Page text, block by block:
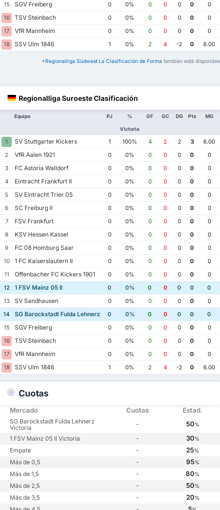
15
SGV Freiberg 0 0% 0 0 0 0
0
16
TSV Steinbach 0 0% 0 0 0 0
0
17
VfR Mannheim 0 0% 0 0 0 0
0
18
SSV Ulm 1846 1 0% 2 4 -2 0 6.00
*Regionalliga Südwest La Clasificación de Forma también está disponible
Regionalliga Suroeste Clasificación
Equipo PJ %
Victoria
GF GC DG Pts MG
1 SV Stuttgarter Kickers 1 100% 4 2 2 3
6.00
2
VfR Aalen 1921 0 0% 0 0 0 0
0
3
FC Astoria Walldorf 0 0% 0 0 0 0
0
4
Eintracht Frankfurt II 0 0% 0 0 0 0
0
5
SV Eintracht Trier 05 0 0% 0 0 0 0
0
6
SC Freiburg II 0 0% 0 0 0 0
0
7
FSV Frankfurt 0 0% 0 0 0 0
0
8
KSV Hessen Kassel 0 0% 0 0 0 0
0
9
FC 08 Homburg Saar 0 0% 0 0 0 0
0
10
1 FC Kaiserslautern II 0 0% 0 0 0 0
0
11
Offenbacher FC Kickers 1901 0 0% 0 0 0 0
0
12
1 FSV Mainz 05 II 0 0% 0 0 0 0
0
13
SV Sandhausen 0 0% 0 0 0 0
0
14
SG Barockstadt Fulda Lehnerz 0 0% 0 0 0 0
0
15
SGV Freiberg 0 0% 0 0 0 0
0
16
TSV Steinbach 0 0% 0 0 0 0
0
17
VfR Mannheim 0 0% 0 0 0 0
0
18
SSV Ulm 1846 1 0% 2 4 -2 0 6.00
Cuotas
Mercado Cuotas Estad.
SG Barockstadt Fulda Lehnerz
Victoria
- 50%
1 FSV Mainz 05 II Victoria - 30%
Empate - 25%
Más de 0,5 - 95%
Más de 1,5 - 80%
Más de 2,5 - 50%
Más de 3,5 - 20%